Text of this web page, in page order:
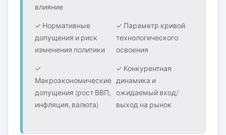
влияние
✓ Нормативные
допущения и риск
изменения политики
✓ Параметр кривой
технологического
освоения
✓
Макроэкономические
допущения (рост ВВП,
инфляция, валюта)
✓ Конкурентная
динамика и
ожидаемый вход/
выход на рынок